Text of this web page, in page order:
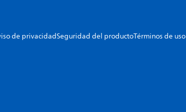
de privacidadSeguridad del productoTérminos de uso